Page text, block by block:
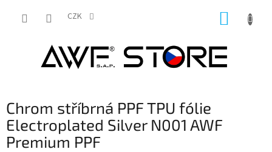
CZK
Chrom stříbrná PPF TPU fólie
Electroplated Silver N001 AWF
Premium PPF